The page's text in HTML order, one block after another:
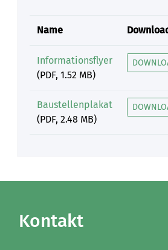
Name
Informationsflyer
(PDF, 1.52 MB)
Baustellenplakat
(PDF, 2.48 MB)
Kontakt